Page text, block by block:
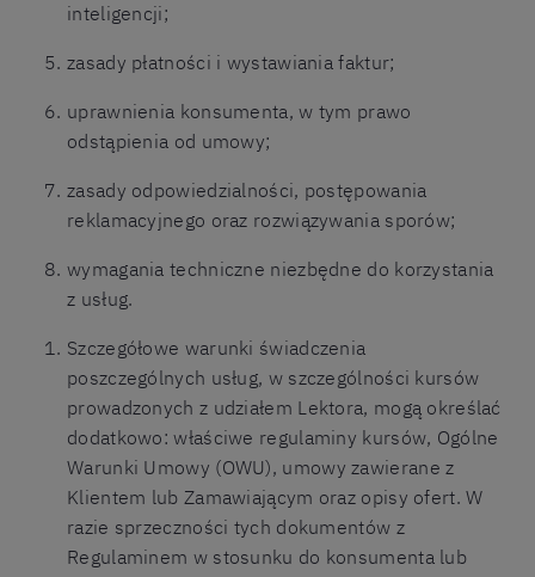
inteligencji;
zasady płatności i wystawiania faktur;
uprawnienia konsumenta, w tym prawo
odstąpienia od umowy;
zasady odpowiedzialności, postępowania
reklamacyjnego oraz rozwiązywania sporów;
wymagania techniczne niezbędne do korzystania
z usług.
Szczegółowe warunki świadczenia
poszczególnych usług, w szczególności kursów
prowadzonych z udziałem Lektora, mogą określać
dodatkowo: właściwe regulaminy kursów, Ogólne
Warunki Umowy (OWU), umowy zawierane z
Klientem lub Zamawiającym oraz opisy ofert. W
razie sprzeczności tych dokumentów z
Regulaminem w stosunku do konsumenta lub